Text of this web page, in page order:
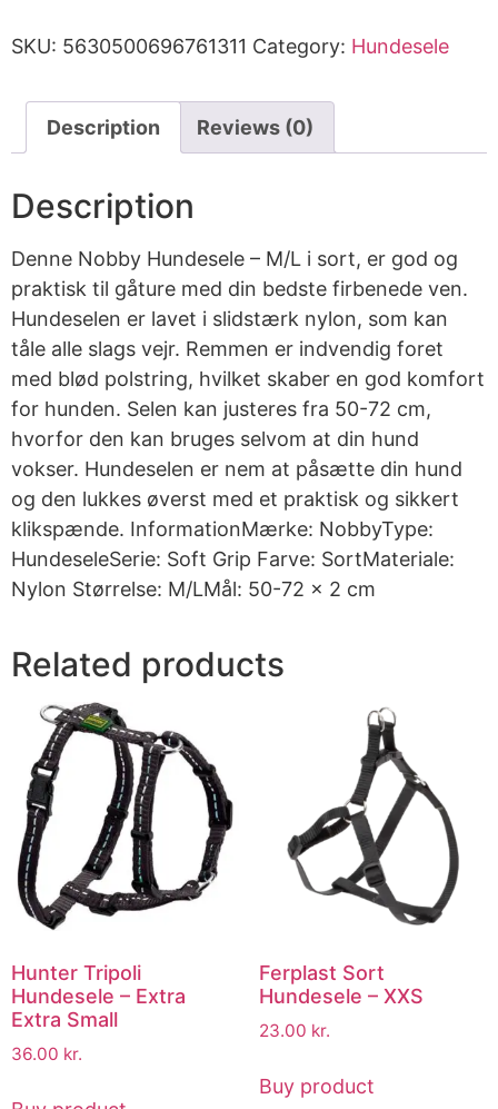
SKU: 5630500696761311 Category: Hundesele
Description Reviews (0)
Description
Denne Nobby Hundesele – M/L i sort, er god og
praktisk til gåture med din bedste firbenede ven.
Hundeselen er lavet i slidstærk nylon, som kan
tåle alle slags vejr. Remmen er indvendig foret
med blød polstring, hvilket skaber en god komfort
for hunden. Selen kan justeres fra 50-72 cm,
hvorfor den kan bruges selvom at din hund
vokser. Hundeselen er nem at påsætte din hund
og den lukkes øverst med et praktisk og sikkert
klikspænde. InformationMærke: NobbyType:
HundeseleSerie: Soft Grip Farve: SortMateriale:
Nylon Størrelse: M/LMål: 50-72 x 2 cm
Related products
Hunter Tripoli
Hundesele – Extra
Extra Small
36.00 kr.
Ferplast Sort
Hundesele – XXS
23.00 kr.
Buy product